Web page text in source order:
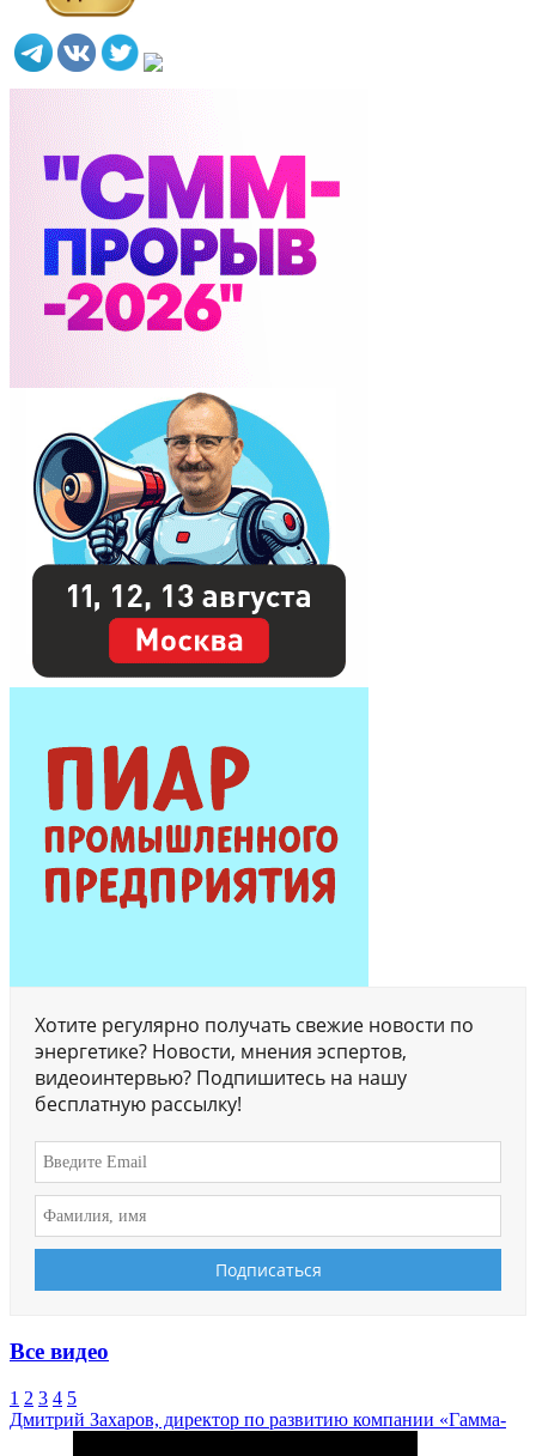
Хотите регулярно получать свежие новости по
энергетике? Новости, мнения эспертов,
видеоинтервью? Подпишитесь на нашу
бесплатную рассылку!
Все видео
1 2 3 4 5
Дмитрий Захаров, директор по развитию компании «Гамма-